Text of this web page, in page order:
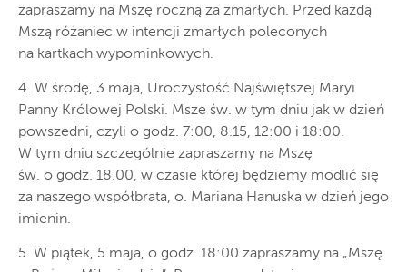
zapraszamy na Mszę roczną za zmarłych. Przed każdą
Mszą różaniec w intencji zmarłych poleconych
na kartkach wypominkowych.
4. W środę, 3 maja, Uroczystość Najświętszej Maryi
Panny Królowej Polski. Msze św. w tym dniu jak w dzień
powszedni, czyli o godz. 7:00, 8.15, 12:00 i 18:00.
W tym dniu szczególnie zapraszamy na Mszę
św. o godz. 18.00, w czasie której będziemy modlić się
za naszego współbrata, o. Mariana Hanuska w dzień jego
imienin.
5. W piątek, 5 maja, o godz. 18:00 zapraszamy na „Mszę